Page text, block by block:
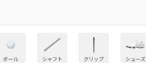
ボール シャフト グリップ シューズ